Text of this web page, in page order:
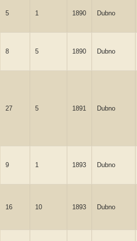
5 1 1890 Dubno
8 5 1890 Dubno
27 5 1891 Dubno
9 1 1893 Dubno
16 10 1893 Dubno